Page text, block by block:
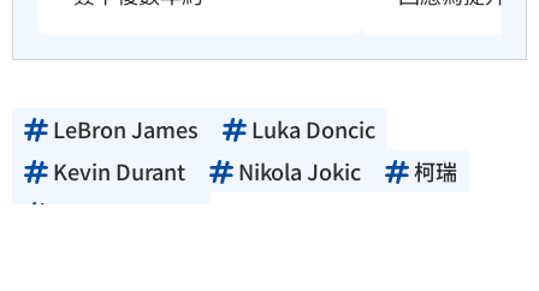
LeBron James
Luka Doncic
Kevin Durant
Nikola Jokic
柯瑞